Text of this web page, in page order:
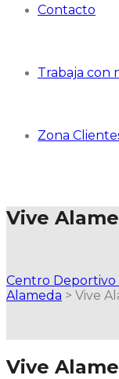
Contacto
Trabaja con
Zona
Vive
Centro Deportivo
Alameda > Vive
Vive